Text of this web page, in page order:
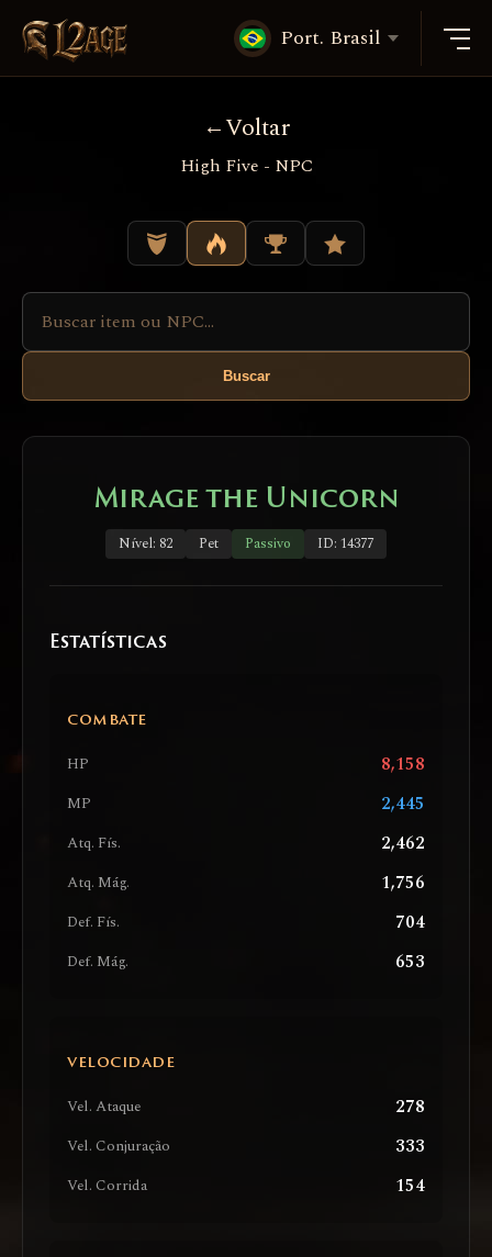
Port. Brasil
Voltar
High Five - NPC
Buscar
Mirage the Unicorn
Nível: 82 Pet Passivo ID: 14377
Estatísticas
COMBATE
HP 8,158
MP 2,445
Atq. Fís. 2,462
Atq. Mág. 1,756
Def. Fís. 704
Def. Mág. 653
VELOCIDADE
Vel. Ataque 278
Vel. Conjuração 333
Vel. Corrida 154